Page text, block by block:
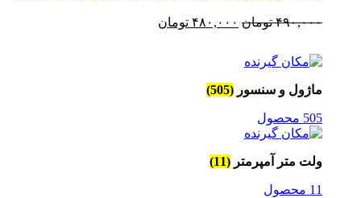
۴۹۰,۰۰۰ تومان قیمت
۴۸۰,۰۰۰ تومان
ماژول و سنسور (505)
505 محصول
ولت متر آمپرمتر (11)
11 محصول